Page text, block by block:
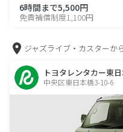
6時間まで5,500円
免責補償制度1,100円
ジャズライブ・カスターか
トヨタレンタカー東
中央区東日本橋3-10-6